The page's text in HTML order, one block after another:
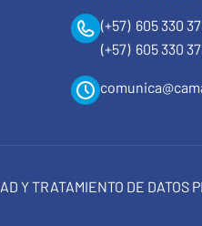
(+57) 605 330
(+57) 605 330
Y TRATAMIENTO DE DATOS